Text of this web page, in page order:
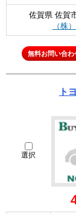
佐賀県 佐賀
（株
無料お問い合わ
ト
選択